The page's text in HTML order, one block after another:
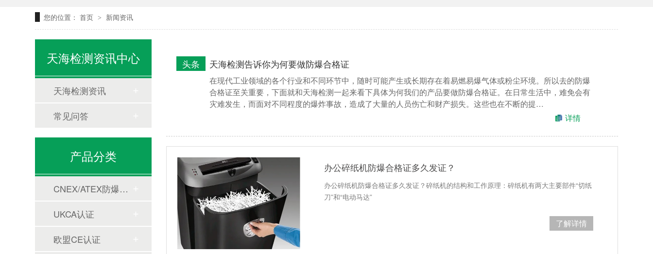
您的位置： 首页 > 新闻资讯
天海检测告诉你为何要做防爆合格证
头条
在现代工业领域的各个行业和不同环节中，随时可能产生或长期存在着易燃易爆气体或粉尘环境。所以去的防爆
合格证至关重要，下面就和天海检测一起来看下具体为何我们的产品要做防爆合格证。在日常生活中，难免会有
灾难发生，而面对不同程度的爆炸事故，造成了大量的人员伤亡和财产损失。这些也在不断的提…
详情
办公碎纸机防爆合格证多久发证？
办公碎纸机防爆合格证多久发证？碎纸机的结构和工作原理：碎纸机有两大主要部件“切纸
刀”和“电动马达”
了解详情
天海检测资讯中心
天海检测资讯
常见问答
产品分类
CNEX/ATEX防爆合格证
UKCA认证
欧盟CE认证